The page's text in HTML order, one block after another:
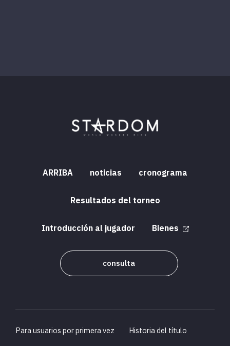
ARRIBA noticias cronograma
Resultados del torneo
Introducción al jugador Bienes
consulta
Para usuarios por primera vez Historia del título